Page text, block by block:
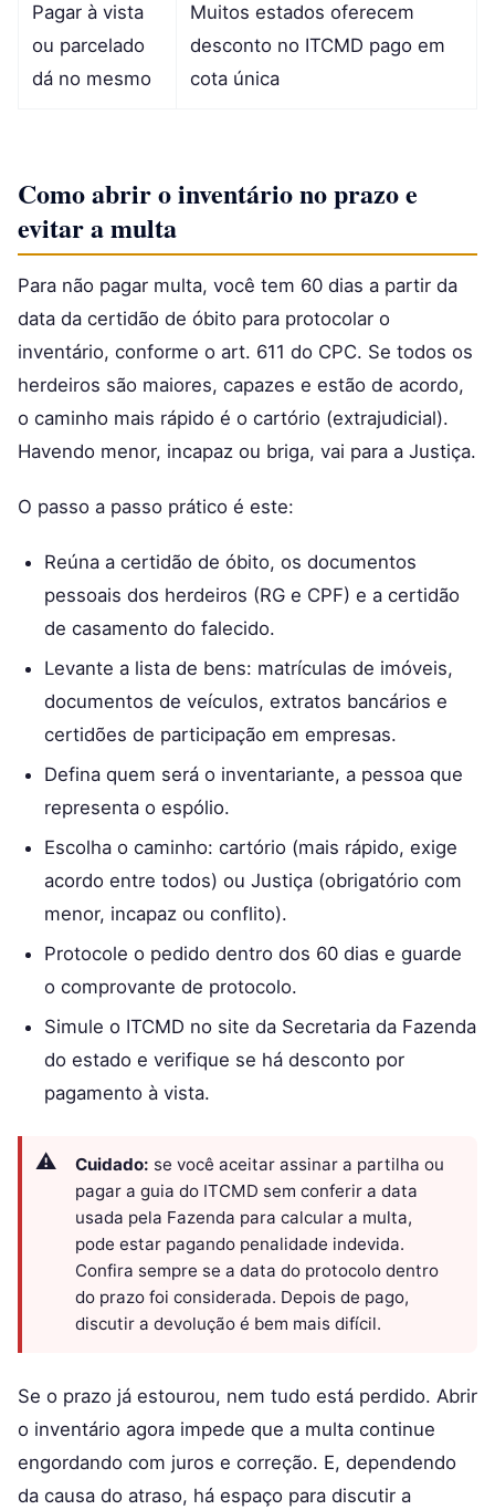
Pagar à vista
ou parcelado
dá no mesmo
Muitos estados oferecem
desconto no ITCMD pago em
cota única
Como abrir o inventário no prazo e
evitar a multa
Para não pagar multa, você tem 60 dias a partir da
data da certidão de óbito para protocolar o
inventário, conforme o art. 611 do CPC. Se todos os
herdeiros são maiores, capazes e estão de acordo,
o caminho mais rápido é o cartório (extrajudicial).
Havendo menor, incapaz ou briga, vai para a Justiça.
O passo a passo prático é este:
Reúna a certidão de óbito, os documentos
pessoais dos herdeiros (RG e CPF) e a certidão
de casamento do falecido.
Levante a lista de bens: matrículas de imóveis,
documentos de veículos, extratos bancários e
certidões de participação em empresas.
Defina quem será o inventariante, a pessoa que
representa o espólio.
Escolha o caminho: cartório (mais rápido, exige
acordo entre todos) ou Justiça (obrigatório com
menor, incapaz ou conflito).
Protocole o pedido dentro dos 60 dias e guarde
o comprovante de protocolo.
Simule o ITCMD no site da Secretaria da Fazenda
do estado e verifique se há desconto por
pagamento à vista.
Cuidado: se você aceitar assinar a partilha ou
pagar a guia do ITCMD sem conferir a data
usada pela Fazenda para calcular a multa,
pode estar pagando penalidade indevida.
Confira sempre se a data do protocolo dentro
do prazo foi considerada. Depois de pago,
discutir a devolução é bem mais difícil.
Se o prazo já estourou, nem tudo está perdido. Abrir
o inventário agora impede que a multa continue
engordando com juros e correção. E, dependendo
da causa do atraso, há espaço para discutir a